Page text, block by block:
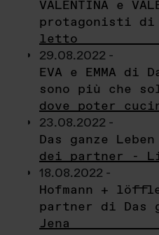
VALENTINA e
protagonisti di
letto
29.08.2022 -
EVA e EMMA di
sono più che
dove poter
23.08.2022 -
Das ganze
dei partner -
18.08.2022 -
Hofmann +
partner di Das
Jena